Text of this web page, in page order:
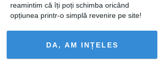
reamintim că îți poți schimba oricând
opțiunea printr-o simplă revenire pe site!
DA, AM INȚELES
Ti-a placut acest articol? Urmareste-ne